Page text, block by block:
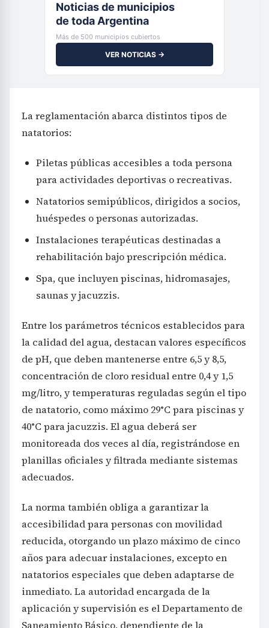
Noticias de municipios
de toda Argentina
Más de 500 municipios cubiertos
VER NOTICIAS →
La reglamentación abarca distintos tipos de
natatorios:
Piletas públicas accesibles a toda persona
para actividades deportivas o recreativas.
Natatorios semipúblicos, dirigidos a socios,
huéspedes o personas autorizadas.
Instalaciones terapéuticas destinadas a
rehabilitación bajo prescripción médica.
Spa, que incluyen piscinas, hidromasajes,
saunas y jacuzzis.
Entre los parámetros técnicos establecidos para
la calidad del agua, destacan valores específicos
de pH, que deben mantenerse entre 6,5 y 8,5,
concentración de cloro residual entre 0,4 y 1,5
mg/litro, y temperaturas reguladas según el tipo
de natatorio, como máximo 29°C para piscinas y
40°C para jacuzzis. El agua deberá ser
monitoreada dos veces al día, registrándose en
planillas oficiales y filtrada mediante sistemas
adecuados.
La norma también obliga a garantizar la
accesibilidad para personas con movilidad
reducida, otorgando un plazo máximo de cinco
años para adecuar instalaciones, excepto en
natatorios especiales que deben adaptarse de
inmediato. La autoridad encargada de la
aplicación y supervisión es el Departamento de
Saneamiento Básico, dependiente de la